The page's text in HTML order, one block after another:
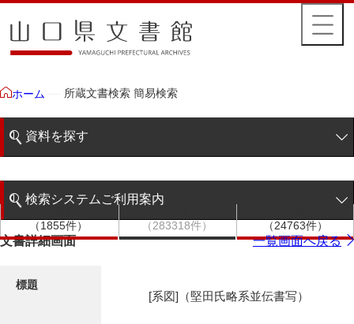
ホーム 所蔵文書検索 簡易検索
資料を探す
階層検索
検索システムご利用案内
検索システムの利用について
（1855件）
（283318件）
（24763件）
文書詳細画面 一覧画面へ戻る
標題
[系図]（堅田氏略系並伝書写）